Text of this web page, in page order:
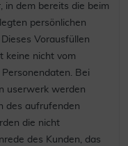
in dem bereits die beim
persönlichen
Vorausfüllen
keine nicht vom
Bei
userwerk werden
des aufrufenden
die nicht
des Kunden, das